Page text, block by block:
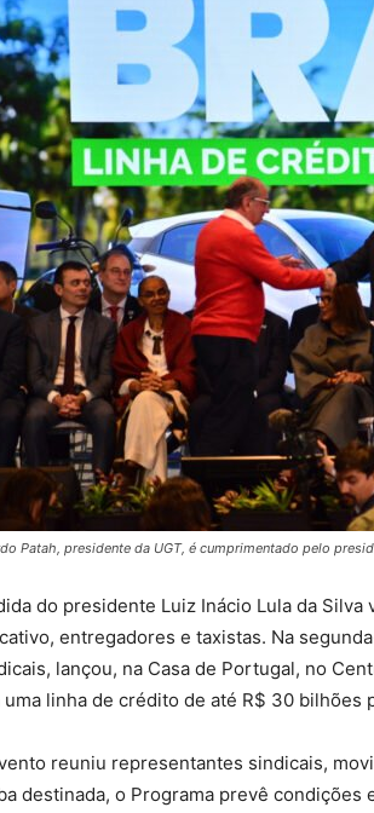
Patah, presidente da UGT, é cumprimentado pelo
do presidente Luiz Inácio Lula da
entregadores e taxistas. Na
lançou, na Casa de Portugal, no
uma linha de crédito de até R$ 30 bilhões
reuniu representantes sindicais,
destinada, o Programa prevê condições